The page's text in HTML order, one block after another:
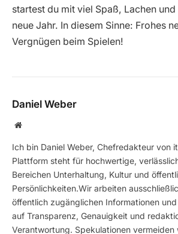
startest du mit viel Spaß, Lachen
neue Jahr. In diesem Sinne: Frohes
Vergnügen beim Spielen!
Daniel Weber
Website
Ich bin Daniel Weber, Chefredakteur von
Plattform steht für hochwertige,
Bereichen Unterhaltung, Kultur und
Persönlichkeiten.Wir arbeiten
öffentlich zugänglichen Informationen
auf Transparenz, Genauigkeit und
Verantwortung. Spekulationen vermeiden